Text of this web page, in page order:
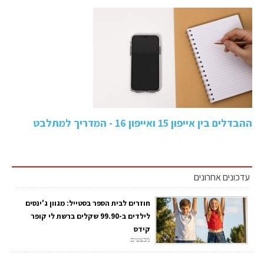
ההבדלים בין אייפון 15 ואייפון 16 - המדריך למתלבט
עדכונים אחרונים
חוזרים לבית הספר בסטייל: מגוון ג'ינסים
לילדים ב-99.90 שקלים ברשת לי קופר
קידס
מבצעים